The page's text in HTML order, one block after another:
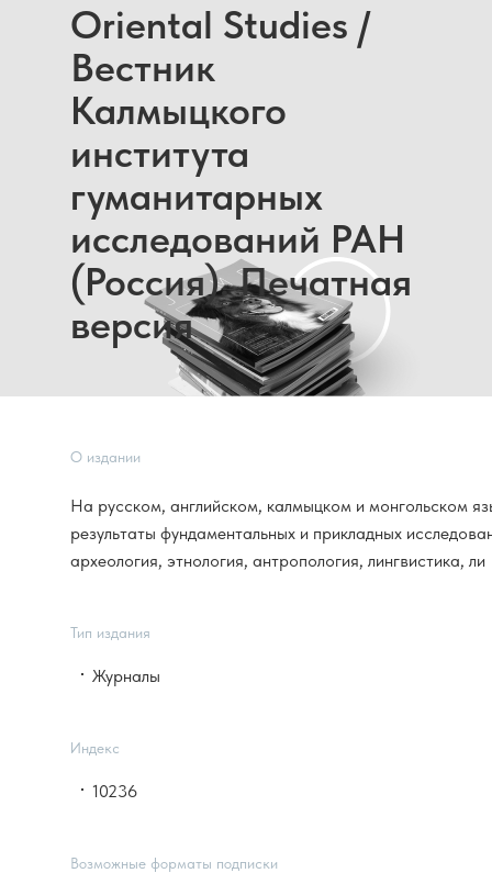
Oriental Studies /
Вестник
Калмыцкого
института
гуманитарных
исследований РАН
(Россия). Печатная
версия
О издании
На русском, английском, калмыцком и монгольском
результаты фундаментальных и прикладных
археология, этнология, антропология, лингвистика, ли
Тип издания
Журналы
Индекс
10236
Возможные форматы подписки